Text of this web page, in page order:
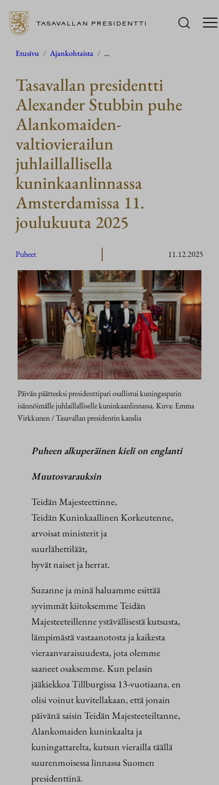
Siirry
TASAVALLAN PRESIDENTTI
Etusivu / Ajankohtaista / …
Tasavallan presidentti
Alexander Stubbin puhe
Alankomaiden-
valtiovierailun
juhlaillallisella
kuninkaanlinnassa
Amsterdamissa 11.
joulukuuta 2025
Puheet 11.12.2025
Päivän päätteeksi presidenttipari osallistui kuningasparin
isännöimälle juhlaillalliselle kuninkaanlinnassa. Kuva: Emma
Virkkunen / Tasavallan presidentin kanslia
Puheen alkuperäinen kieli on englanti
Muutosvarauksin
Teidän Majesteettinne,
Teidän Kuninkaallinen Korkeutenne,
arvoisat ministerit ja
suurlähettiläät,
hyvät naiset ja herrat.
Suzanne ja minä haluamme esittää
syvimmät kiitoksemme Teidän
Majesteeteillenne ystävällisestä kutsusta,
lämpimästä vastaanotosta ja kaikesta
vieraanvaraisuudesta, jota olemme
saaneet osaksemme. Kun pelasin
jääkiekkoa Tillburgissa 13-vuotiaana, en
olisi voinut kuvitellakaan, että jonain
päivänä saisin Teidän Majesteeteiltanne,
Alankomaiden kuninkaalta ja
kuningattarelta, kutsun vierailla täällä
suurenmoisessa linnassa Suomen
presidenttinä.